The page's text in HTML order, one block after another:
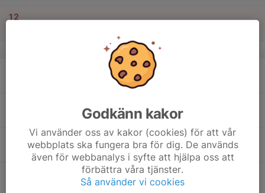
12
v.16
Godkänn kakor
Vi använder oss av kakor (cookies) för att vår
webbplats ska fungera bra för dig. De används
även för webbanalys i syfte att hjälpa oss att
förbättra våra tjänster.
Så använder vi cookies